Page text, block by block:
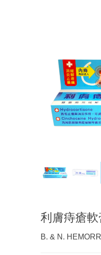
利膚痔瘡軟
B. & N.